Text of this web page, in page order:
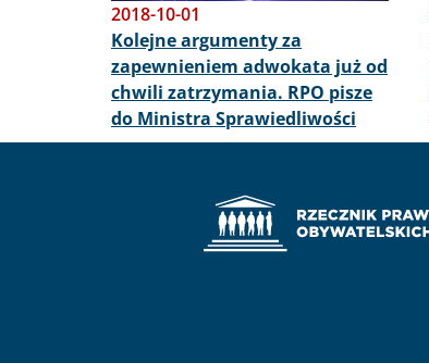
2018-10-01
Kolejne argumenty za
zapewnieniem adwokata już od
chwili zatrzymania. RPO pisze
do Ministra Sprawiedliwości